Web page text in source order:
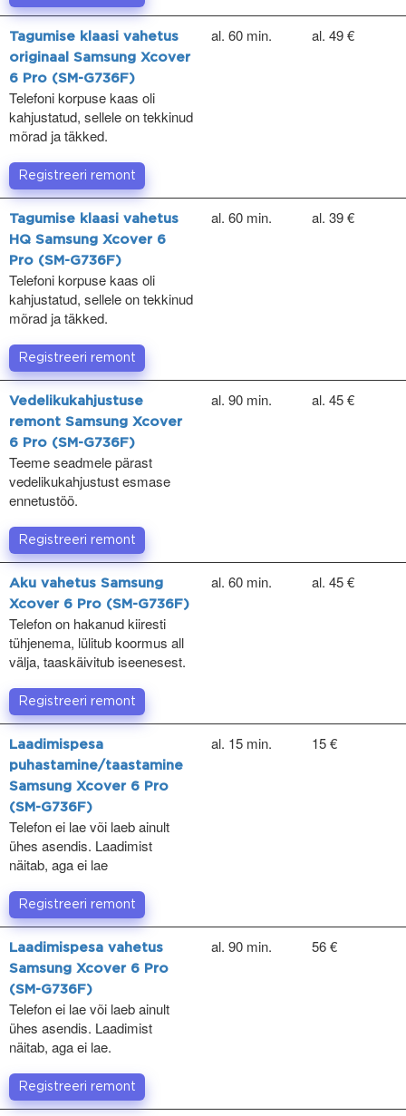
Tagumise klaasi vahetus
originaal Samsung Xcover
6 Pro (SM-G736F)
Telefoni korpuse kaas oli
kahjustatud, sellele on tekkinud
mõrad ja täkked.
al. 60 min. al. 49 €
Registreeri remont
Tagumise klaasi vahetus
HQ Samsung Xcover 6
Pro (SM-G736F)
Telefoni korpuse kaas oli
kahjustatud, sellele on tekkinud
mõrad ja täkked.
al. 60 min. al. 39 €
Registreeri remont
Vedelikukahjustuse
remont Samsung Xcover
6 Pro (SM-G736F)
Teeme seadmele pärast
vedelikukahjustust esmase
ennetustöö.
al. 90 min. al. 45 €
Registreeri remont
Aku vahetus Samsung
Xcover 6 Pro (SM-G736F)
Telefon on hakanud kiiresti
tühjenema, lülitub koormus all
välja, taaskäivitub iseenesest.
al. 60 min. al. 45 €
Registreeri remont
Laadimispesa
puhastamine/taastamine
Samsung Xcover 6 Pro
(SM-G736F)
Telefon ei lae või laeb ainult
ühes asendis. Laadimist
näitab, aga ei lae
al. 15 min. 15 €
Registreeri remont
Laadimispesa vahetus
Samsung Xcover 6 Pro
(SM-G736F)
Telefon ei lae või laeb ainult
ühes asendis. Laadimist
näitab, aga ei lae.
al. 90 min. 56 €
Registreeri remont